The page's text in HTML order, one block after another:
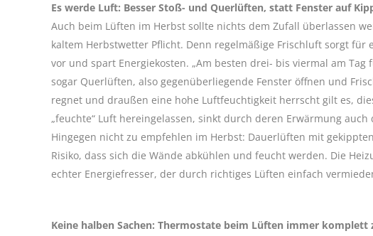
Es werde Luft: Besser Stoß- und Querlüften, statt Fenster auf
Auch beim Lüften im Herbst sollte nichts dem Zufall überlassen
kaltem Herbstwetter Pflicht. Denn regelmäßige Frischluft sorgt
vor und spart Energiekosten. „Am besten drei- bis viermal am
sogar Querlüften, also gegenüberliegende Fenster öffnen und
regnet und draußen eine hohe Luftfeuchtigkeit herrscht gilt es,
„feuchte“ Luft hereingelassen, sinkt durch deren Erwärmung
Hingegen nicht zu empfehlen im Herbst: Dauerlüften mit
Risiko, dass sich die Wände abkühlen und feucht werden. Die
echter Energiefresser, der durch richtiges Lüften einfach
Keine halben Sachen: Thermostate beim Lüften immer komplett